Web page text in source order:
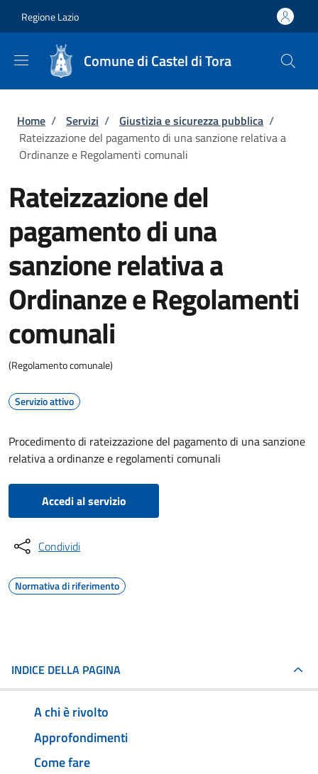
Regione Lazio
Comune di Castel di Tora
Briciole di pane
Home / Servizi / Giustizia e sicurezza pubblica /
Rateizzazione del pagamento di una sanzione relativa a
Ordinanze e Regolamenti comunali
Rateizzazione del
pagamento di una
sanzione relativa a
Ordinanze e Regolamenti
comunali
(Regolamento comunale)
Servizio attivo
Procedimento di rateizzazione del pagamento di una sanzione
relativa a ordinanze e regolamenti comunali
Accedi al servizio
Condividi
Normativa di riferimento
INDICE DELLA PAGINA
A chi è rivolto
Approfondimenti
Come fare